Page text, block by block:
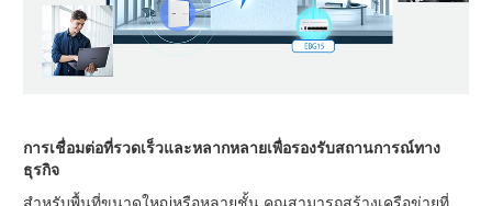
การเชื่อมต่อที่รวดเร็วและหลากหลายเพื่อรองรับสถานการณ์ทาง
ธุรกิจ
สำหรับพื้นที่ขนาดใหญ่หรือหลายชั้น คุณสามารถสร้างเครือข่ายที่